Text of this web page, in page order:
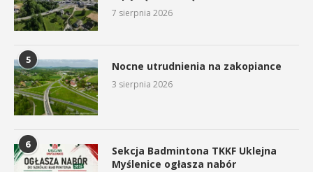
7 sierpnia 2026
5 Nocne utrudnienia na zakopiance
3 sierpnia 2026
6
Sekcja Badmintona TKKF Uklejna
Myślenice ogłasza nabór